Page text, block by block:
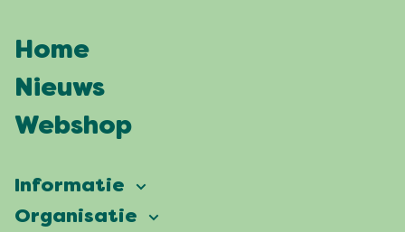
Home
Nieuws
Webshop
Informatie
Vierdaagsefeesten
Organisatie